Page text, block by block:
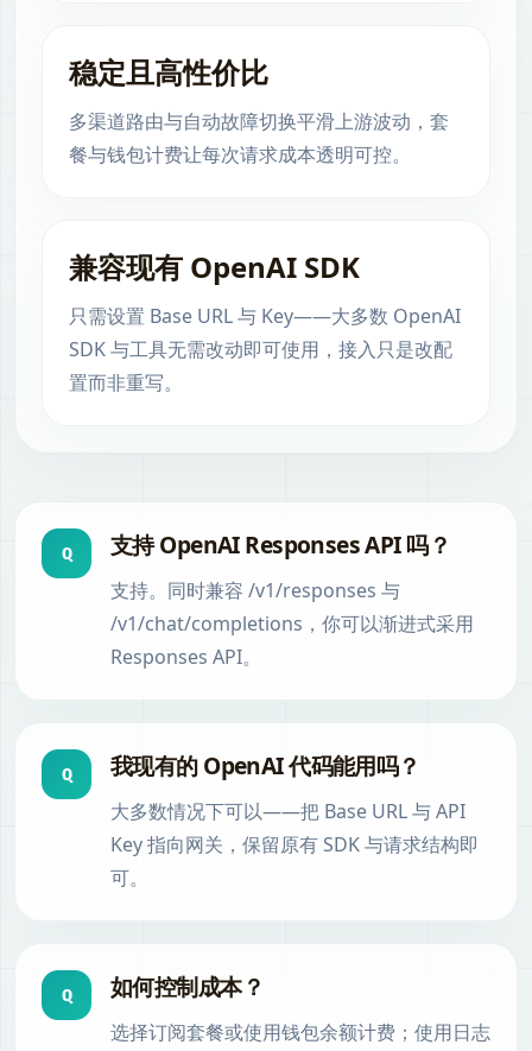
稳定且高性价比
多渠道路由与自动故障切换平滑上游波动，套
餐与钱包计费让每次请求成本透明可控。
兼容现有 OpenAI SDK
只需设置 Base URL 与 Key——大多数 OpenAI
SDK 与工具无需改动即可使用，接入只是改配
置而非重写。
Q 支持 OpenAI Responses API 吗？
支持。同时兼容 /v1/responses 与
/v1/chat/completions，你可以渐进式采用
Responses API。
Q 我现有的 OpenAI 代码能用吗？
大多数情况下可以——把 Base URL 与 API
Key 指向网关，保留原有 SDK 与请求结构即
可。
Q 如何控制成本？
选择订阅套餐或使用钱包余额计费；使用日志